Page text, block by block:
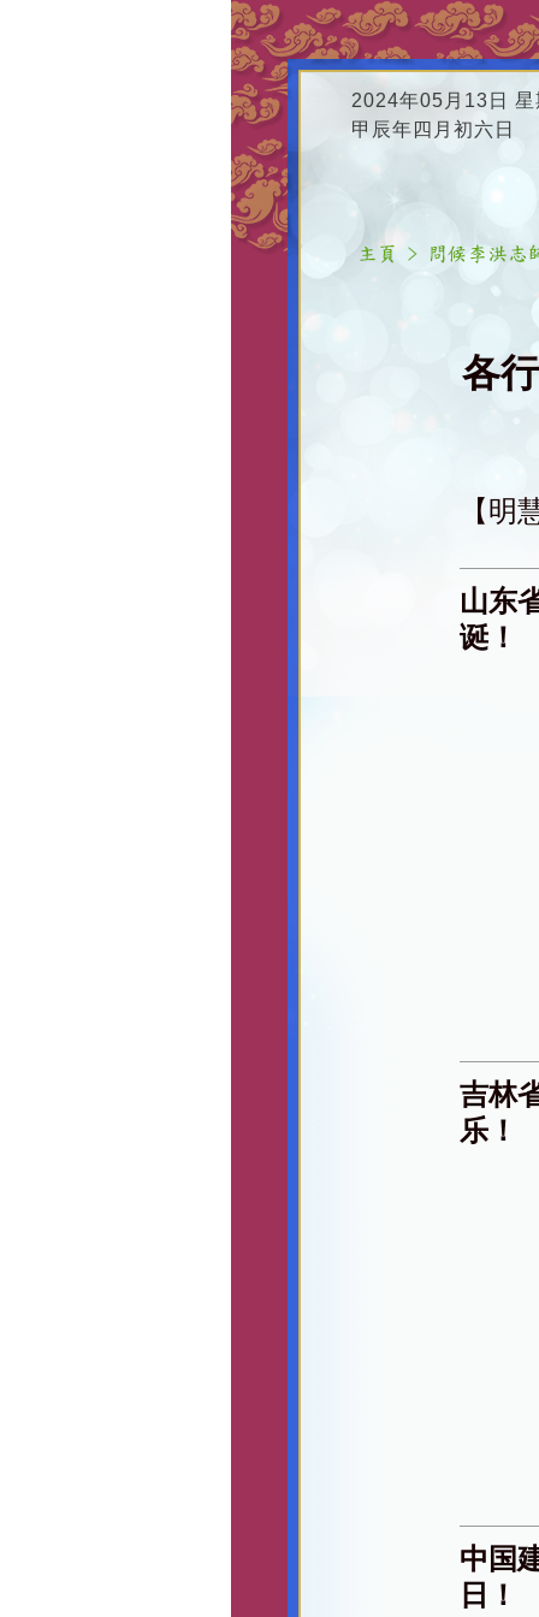
2024年05月13日 星
甲辰年四月初六日
各
【明
山东
诞！
吉林
乐！
中国
日！